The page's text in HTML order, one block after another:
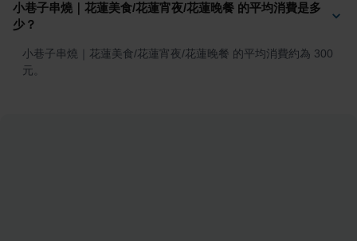
小巷子串燒｜花蓮美食/花蓮宵夜/花蓮晚餐 的平均消費是多
少？
小巷子串燒｜花蓮美食/花蓮宵夜/花蓮晚餐 的平均消費約為 300
元。